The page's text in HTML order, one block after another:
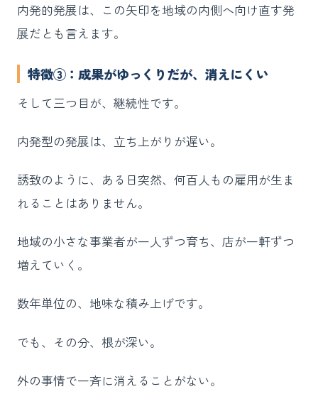
内発的発展は、この矢印を地域の内側へ向け直す発
展だとも言えます。
特徴③：成果がゆっくりだが、消えにくい
そして三つ目が、継続性です。
内発型の発展は、立ち上がりが遅い。
誘致のように、ある日突然、何百人もの雇用が生ま
れることはありません。
地域の小さな事業者が一人ずつ育ち、店が一軒ずつ
増えていく。
数年単位の、地味な積み上げです。
でも、その分、根が深い。
外の事情で一斉に消えることがない。